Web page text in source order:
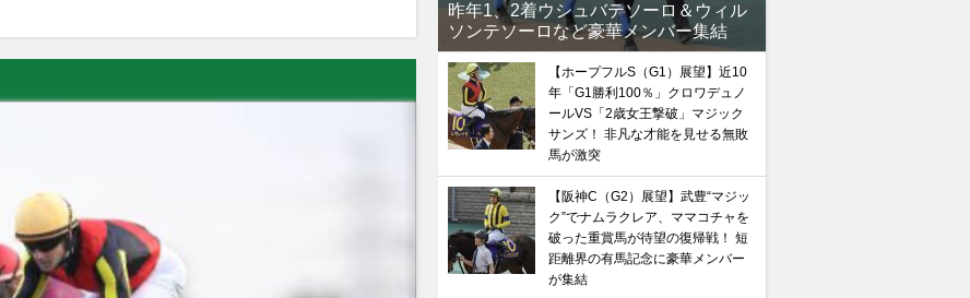
昨年1、2着ウシュバテソーロ＆ウィル
ソンテソーロなど豪華メンバー集結
【ホープフルS（G1）展望】近10
年「G1勝利100％」クロワデュノ
ールVS「2歳女王撃破」マジック
サンズ！ 非凡な才能を見せる無敗
馬が激突
【阪神C（G2）展望】武豊“マジッ
ク”でナムラクレア、ママコチャを
破った重賞馬が待望の復帰戦！ 短
距離界の有馬記念に豪華メンバー
が集結